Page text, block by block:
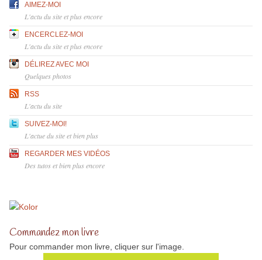
AIMEZ-MOI
L'actu du site et plus encore
ENCERCLEZ-MOI
L'actu du site et plus encore
DÉLIREZ AVEC MOI
Quelques photos
RSS
L'actu du site
SUIVEZ-MOI!
L'actue du site et bien plus
REGARDER MES VIDÉOS
Des tutos et bien plus encore
Commandez mon livre
Pour commander mon livre, cliquer sur l'image.